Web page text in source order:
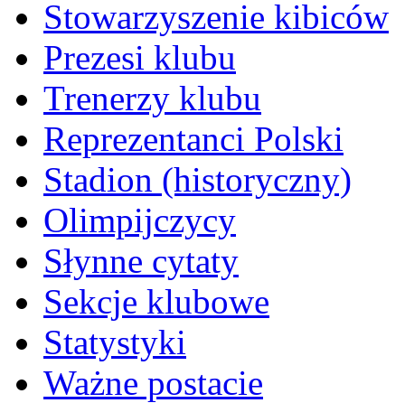
Stowarzyszenie kibiców
Prezesi klubu
Trenerzy klubu
Reprezentanci Polski
Stadion (historyczny)
Olimpijczycy
Słynne cytaty
Sekcje klubowe
Statystyki
Ważne postacie